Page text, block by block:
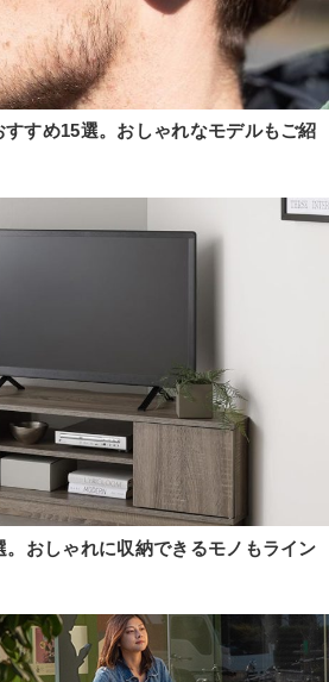
すめ15選。おしゃれなモデルもご紹
。おしゃれに収納できるモノもライン